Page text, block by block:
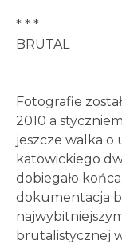
* * *
BRUTAL
Fotografie
2010 a
jeszcze walka o
katowickiego
dobiegało
dokumentacja
brutalistycznej